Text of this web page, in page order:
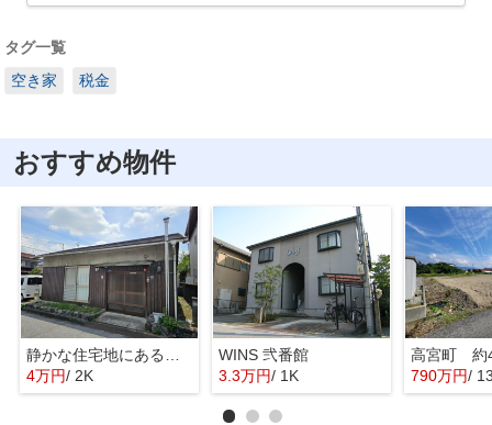
タグ一覧
空き家
税金
おすすめ物件
静かな住宅地にある平屋借家
4万円/ 2K
WINS 弐番館
3.3万円/ 1K
高宮町 約
790万円/